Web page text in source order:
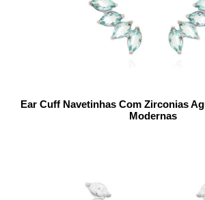
Ear Cuff Navetinhas Com Zirconias
Modernas